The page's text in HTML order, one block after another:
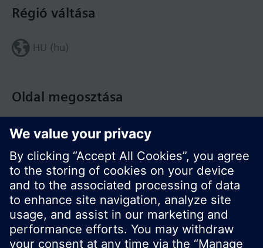
Oldal megosztása
Régió váltása
HU (hu)
© Siemens Switzerland Ltd. Building Technologies